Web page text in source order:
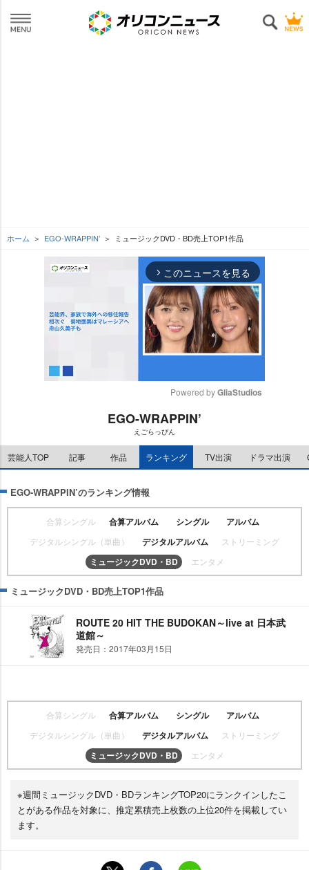
ホーム EGO-WRAPPIN’ ミュージックDVD・BD売上TOP1作品
arrow_forward_ios このニュースを見る
t
e
Powered by GliaStudios
EGO-WRAPPIN’
えごらっぴん
芸能人TOP 記事 作品 ランキング TV出演 ドラマ出演
EGO-WRAPPIN’のランキング情報
合算シングル 合算アルバム シングル アルバム
デジタルシングル（単曲） デジタルアルバム ストリーミング
ミュージックDVD・BD エンタメ
ミュージックDVD・BD売上TOP1作品
ROUTE 20 HIT THE BUDOKAN～live at 日本武
道館～
発売日：2017年03月15日
合算シングル 合算アルバム シングル アルバム
デジタルシングル（単曲） デジタルアルバム ストリーミング
ミュージックDVD・BD エンタメ
※週間ミュージックDVD・BDランキングTOP20にランクインしたこ
とがある作品を対象に、推定累積売上枚数の上位20件を掲載してい
ます。